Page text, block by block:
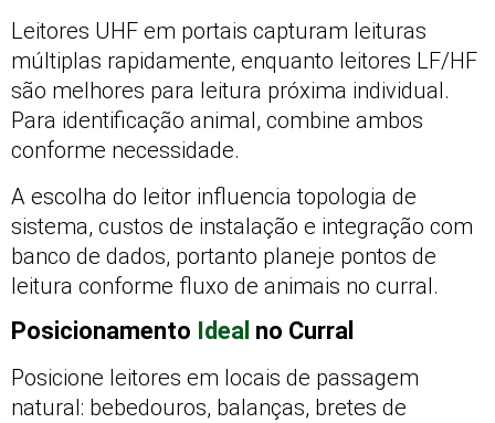
Leitores UHF em portais capturam leituras
múltiplas rapidamente, enquanto leitores LF/HF
são melhores para leitura próxima individual.
Para identificação animal, combine ambos
conforme necessidade.
A escolha do leitor influencia topologia de
sistema, custos de instalação e integração com
banco de dados, portanto planeje pontos de
leitura conforme fluxo de animais no curral.
Posicionamento Ideal no Curral
Posicione leitores em locais de passagem
natural: bebedouros, balanças, bretes de